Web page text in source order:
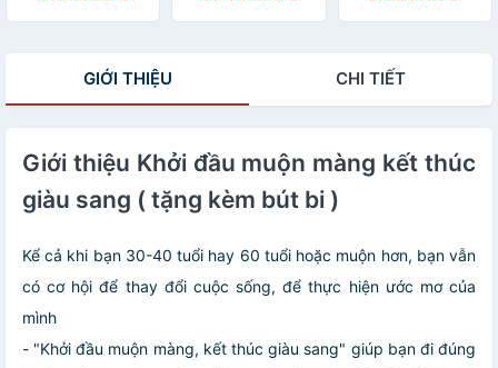
Friedrich
(Tập 1) -
KM245
GIỚI THIỆU CHI TIẾT
Giới thiệu Khởi đầu muộn màng kết thúc
giàu sang ( tặng kèm bút bi )
Kể cả khi bạn 30-40 tuổi hay 60 tuổi hoặc muộn hơn, bạn vẫn
có cơ hội để thay đổi cuộc sống, để thực hiện ước mơ của
mình
- "Khởi đầu muộn màng, kết thúc giàu sang" giúp bạn đi đúng